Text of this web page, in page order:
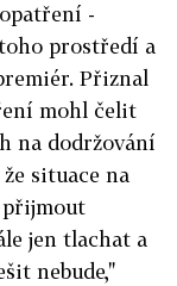
-
prostředí a
Přiznal
mohl čelit
na dodržování
situace na
přijmout
jen tlachat a
nebude,"